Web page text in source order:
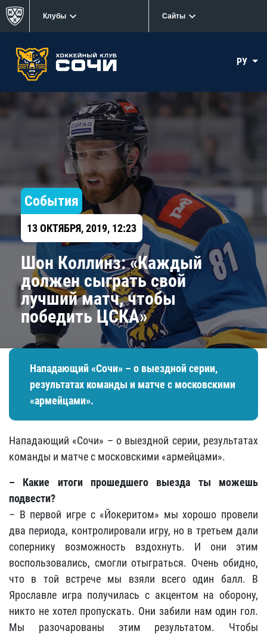
Клубы Сайты
РУ
События
13 ОКТЯБРЯ, 2019, 12:23
Шон Коллинз: «Каждый
должен сыграть свой
лучший матч, чтобы
победить ЦСКА»
Нападающий «Сочи» – о выездной серии,
результатах команды и матче с московскими
«армейцами».
Нападающий «Сочи» – о выездной серии, результатах
команды и матче с московскими «армейцами».
– Какие итоги прошедшего выезда ты можешь
подвести?
– В первой игре с «Йокеритом» мы хорошо провели
два периода, контролировали игру, но в третьем дали
сопернику возможность вздохнуть. И они этим
воспользовались, смогли отыграться. Очень обидно,
что в той встрече мы взяли всего один балл. В
Ярославле игра получилась с акцентом на оборону,
никто не хотел пропускать. Они забили нам один гол.
Мы разочарованы этим результатом. Чтобы